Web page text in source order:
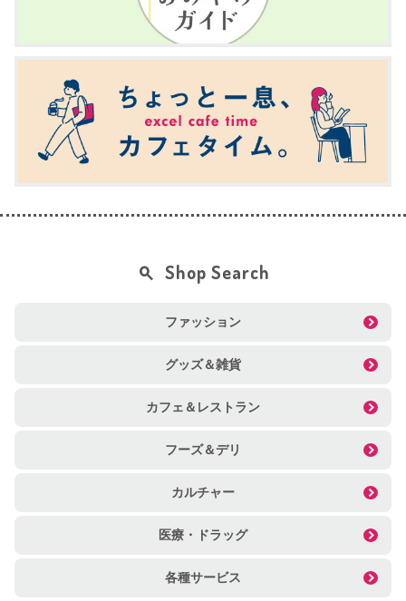
Shop Search
ファッション
グッズ＆雑貨
カフェ＆レストラン
フーズ＆デリ
カルチャー
医療・ドラッグ
各種サービス